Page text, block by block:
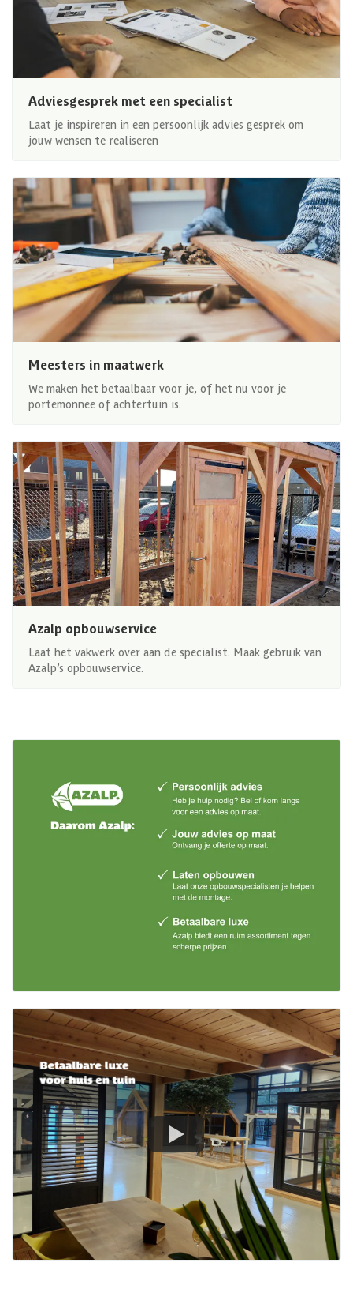
Adviesgesprek met een specialist
Laat je inspireren in een persoonlijk advies gesprek om
jouw wensen te realiseren
Meesters in maatwerk
We maken het betaalbaar voor je, of het nu voor je
portemonnee of achtertuin is.
Azalp opbouwservice
Laat het vakwerk over aan de specialist. Maak gebruik van
Azalp’s opbouwservice.